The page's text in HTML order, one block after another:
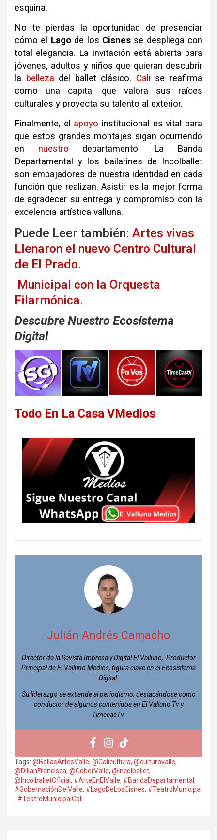
esquina.
No te pierdas la oportunidad de presenciar
cómo el Lagode los Cisnesse despliega con
total elegancia. La invitación está abierta para
jóvenes, adultos y niños que quieran descubrir
la belleza del ballet clásico. Cali se reafirma
como una capital que valora sus raíces
culturales y proyecta su talento al exterior.
Finalmente, el apoyo institucional es vital para
que estos grandes montajes sigan ocurriendo
en nuestro departamento. La Banda
Departamental y los bailarines de Incolballet
son embajadores de nuestra identidad en cada
función que realizan. Asistir es la mejor forma
de agradecer su entrega y compromiso con la
excelencia artística valluna.
Puede Leer también: Artes vivas
Llenaron el nuevo Centro Cultural
de El Prado.
Municipal con la Orquesta
Filarmónica.
Descubre Nuestro Ecosistema
Digital
Todo En La Casa VMedios
Julián Andrés Camacho
Director de la Revista Impresa y Digital El Valluno, Productor
Principal de El Valluno Medios, figura clave en el Ecosistema
Digital.
Su liderazgo se extiende al periodismo, destacándose como
conductor de algunos contenidos en El Valluno Tv y
TimecasTv.
Tags: @BellasArtesValle, @Calicultura, @culturavalle,
@DilianFrancisca, @GoberValle, @Incolballet,
@IncolballetOficial, #ArteEnElValle, #BandaDepartamental,
#GobernaciónDelValle, #LagoDeLosCisnes, #TeatroMunicipal
, #TeatroMunicipalCali